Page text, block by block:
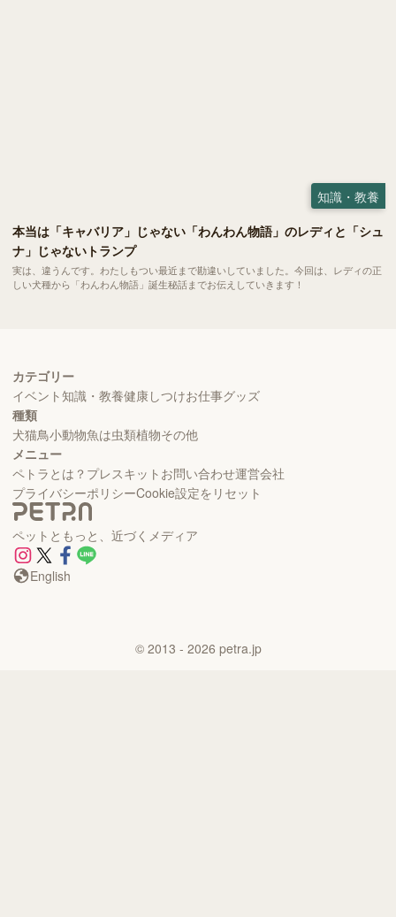
知識・教養
本当は「キャバリア」じゃない「わんわん物語」のレディと「シュ
ナ」じゃないトランプ
実は、違うんです。わたしもつい最近まで勘違いしていました。今回は、レディの正
しい犬種から「わんわん物語」誕生秘話までお伝えしていきます！
カテゴリー
イベント知識・教養健康しつけお仕事グッズ
種類
犬猫鳥小動物魚は虫類植物その他
メニュー
ペトラとは？ プレスキット お問い合わせ運営会社
プライバシーポリシーCookie設定をリセット
ペットともっと、近づくメディア
English
© 2013 - 2026 petra.jp